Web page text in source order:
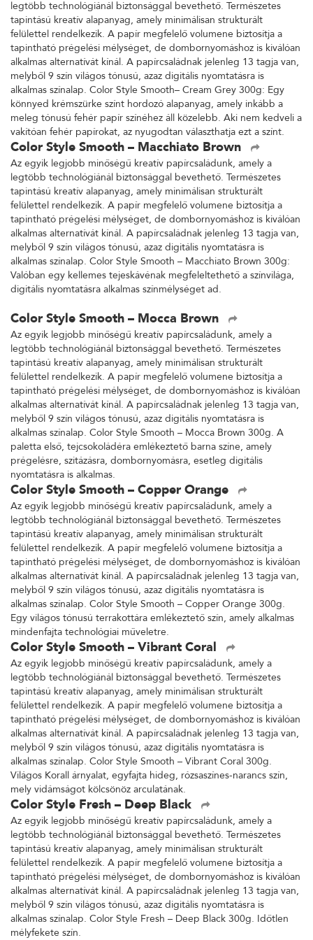
legtöbb technológiánál biztonsággal bevethető. Természetes
tapintású kreatív alapanyag, amely minimálisan strukturált
felülettel rendelkezik. A papír megfelelő volumene biztosítja a
tapintható prégelési mélységet, de dombornyomáshoz is kiválóan
alkalmas alternatívát kínál. A papírcsaládnak jelenleg 13 tagja van,
melyből 9 szín világos tónusú, azaz digitális nyomtatásra is
alkalmas színalap. Color Style Smooth– Cream Grey 300g: Egy
könnyed krémszürke színt hordozó alapanyag, amely inkább a
meleg tónusú fehér papír színéhez áll közelebb. Aki nem kedveli a
vakítóan fehér papírokat, az nyugodtan választhatja ezt a színt.
Color Style Smooth – Macchiato Brown
Az egyik legjobb minőségű kreatív papírcsaládunk, amely a
legtöbb technológiánál biztonsággal bevethető. Természetes
tapintású kreatív alapanyag, amely minimálisan strukturált
felülettel rendelkezik. A papír megfelelő volumene biztosítja a
tapintható prégelési mélységet, de dombornyomáshoz is kiválóan
alkalmas alternatívát kínál. A papírcsaládnak jelenleg 13 tagja van,
melyből 9 szín világos tónusú, azaz digitális nyomtatásra is
alkalmas színalap. Color Style Smooth – Macchiato Brown 300g:
Valóban egy kellemes tejeskávénak megfeleltethető a színvilága,
digitális nyomtatásra alkalmas színmélységet ad.
Color Style Smooth – Mocca Brown
Az egyik legjobb minőségű kreatív papírcsaládunk, amely a
legtöbb technológiánál biztonsággal bevethető. Természetes
tapintású kreatív alapanyag, amely minimálisan strukturált
felülettel rendelkezik. A papír megfelelő volumene biztosítja a
tapintható prégelési mélységet, de dombornyomáshoz is kiválóan
alkalmas alternatívát kínál. A papírcsaládnak jelenleg 13 tagja van,
melyből 9 szín világos tónusú, azaz digitális nyomtatásra is
alkalmas színalap. Color Style Smooth – Mocca Brown 300g. A
paletta első, tejcsokoládéra emlékeztető barna színe, amely
prégelésre, szitázásra, dombornyomásra, esetleg digitális
nyomtatásra is alkalmas.
Color Style Smooth – Copper Orange
Az egyik legjobb minőségű kreatív papírcsaládunk, amely a
legtöbb technológiánál biztonsággal bevethető. Természetes
tapintású kreatív alapanyag, amely minimálisan strukturált
felülettel rendelkezik. A papír megfelelő volumene biztosítja a
tapintható prégelési mélységet, de dombornyomáshoz is kiválóan
alkalmas alternatívát kínál. A papírcsaládnak jelenleg 13 tagja van,
melyből 9 szín világos tónusú, azaz digitális nyomtatásra is
alkalmas színalap. Color Style Smooth – Copper Orange 300g.
Egy világos tónusú terrakottára emlékeztető szín, amely alkalmas
mindenfajta technológiai műveletre.
Color Style Smooth – Vibrant Coral
Az egyik legjobb minőségű kreatív papírcsaládunk, amely a
legtöbb technológiánál biztonsággal bevethető. Természetes
tapintású kreatív alapanyag, amely minimálisan strukturált
felülettel rendelkezik. A papír megfelelő volumene biztosítja a
tapintható prégelési mélységet, de dombornyomáshoz is kiválóan
alkalmas alternatívát kínál. A papírcsaládnak jelenleg 13 tagja van,
melyből 9 szín világos tónusú, azaz digitális nyomtatásra is
alkalmas színalap. Color Style Smooth – Vibrant Coral 300g.
Világos Korall árnyalat, egyfajta hideg, rózsaszínes-narancs szín,
mely vidámságot kölcsönöz arculatának.
Color Style Fresh – Deep Black
Az egyik legjobb minőségű kreatív papírcsaládunk, amely a
legtöbb technológiánál biztonsággal bevethető. Természetes
tapintású kreatív alapanyag, amely minimálisan strukturált
felülettel rendelkezik. A papír megfelelő volumene biztosítja a
tapintható prégelési mélységet, de dombornyomáshoz is kiválóan
alkalmas alternatívát kínál. A papírcsaládnak jelenleg 13 tagja van,
melyből 9 szín világos tónusú, azaz digitális nyomtatásra is
alkalmas színalap. Color Style Fresh – Deep Black 300g. Időtlen
mélyfekete szín.